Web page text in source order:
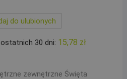
do ulubionych
30 dni: 15,78 zł
zewnętrzne Święta